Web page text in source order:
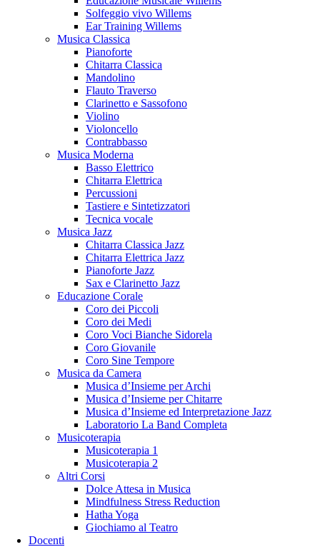
Solfeggio vivo Willems
Ear Training Willems
Musica Classica
Pianoforte
Chitarra Classica
Mandolino
Flauto Traverso
Clarinetto e Sassofono
Violino
Violoncello
Contrabbasso
Musica Moderna
Basso Elettrico
Chitarra Elettrica
Percussioni
Tastiere e Sintetizzatori
Tecnica vocale
Musica Jazz
Chitarra Classica Jazz
Chitarra Elettrica Jazz
Pianoforte Jazz
Sax e Clarinetto Jazz
Educazione Corale
Coro dei Piccoli
Coro dei Medi
Coro Voci Bianche Sidorela
Coro Giovanile
Coro Sine Tempore
Musica da Camera
Musica d’Insieme per Archi
Musica d’Insieme per Chitarre
Musica d’Insieme ed Interpretazione Jazz
Laboratorio La Band Completa
Musicoterapia
Musicoterapia 1
Musicoterapia 2
Altri Corsi
Dolce Attesa in Musica
Mindfulness Stress Reduction
Hatha Yoga
Giochiamo al Teatro
Docenti